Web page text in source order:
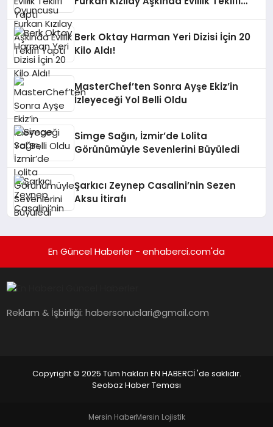
Berk Oktay Harman Yeri Dizisi İçin 20
Kilo Aldı!
MasterChef’ten Sonra Ayşe Ekiz’in
İzleyeceği Yol Belli Oldu
Simge Sağın, İzmir’de Lolita
Görünümüyle Sevenlerini Büyüledi
Şarkıcı Zeynep Casalini’nin Sezen
Aksu İtirafı
En Güncel Haberler - enhaberci.com'da
Reklam & İşbirliği:habersonuclari@gmail.com
Copyright © 2025 Tüm hakları EN HABERCİ 'de saklıdır.
Seobaz Haber Teması
Mersin HaberMersin Lojistik